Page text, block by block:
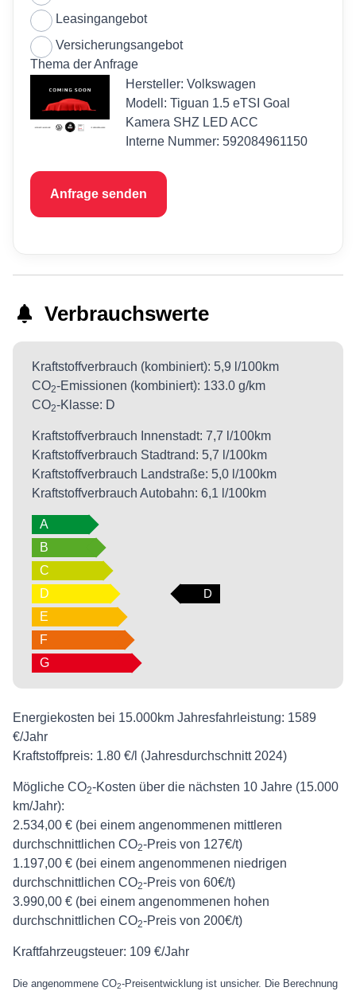
Leasingangebot
Versicherungsangebot
Thema der Anfrage
Hersteller: Volkswagen
Modell: Tiguan 1.5 eTSI Goal
Kamera SHZ LED ACC
Interne Nummer: 592084961150
Anfrage senden
Verbrauchswerte
Kraftstoffverbrauch (kombiniert): 5,9 l/100km
CO2-Emissionen (kombiniert): 133.0 g/km
CO2-Klasse: D
Kraftstoffverbrauch Innenstadt: 7,7 l/100km
Kraftstoffverbrauch Stadtrand: 5,7 l/100km
Kraftstoffverbrauch Landstraße: 5,0 l/100km
Kraftstoffverbrauch Autobahn: 6,1 l/100km
A
B
C
D
D
E
F
G
Energiekosten bei 15.000km Jahresfahrleistung: 1589
€/Jahr
Kraftstoffpreis: 1.80 €/l (Jahresdurchschnitt 2024)
Mögliche CO2-Kosten über die nächsten 10 Jahre (15.000
km/Jahr):
2.534,00 € (bei einem angenommenen mittleren
durchschnittlichen CO2-Preis von 127€/t)
1.197,00 € (bei einem angenommenen niedrigen
durchschnittlichen CO2-Preis von 60€/t)
3.990,00 € (bei einem angenommenen hohen
durchschnittlichen CO2-Preis von 200€/t)
Kraftfahrzeugsteuer: 109 €/Jahr
Die angenommene CO2-Preisentwicklung ist unsicher. Die Berechnung